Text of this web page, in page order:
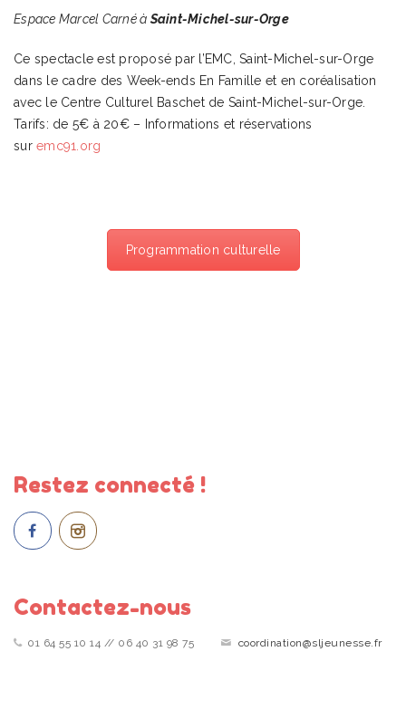
Espace Marcel Carné à Saint-Michel-sur-Orge
Ce spectacle est proposé par l’EMC, Saint-Michel-sur-Orge
dans le cadre des Week-ends En Famille et en coréalisation
avec le Centre Culturel Baschet de Saint-Michel-sur-Orge.
Tarifs: de 5€ à 20€ – Informations et réservations
sur emc91.org
Programmation culturelle
Restez connecté !
Contactez-nous
01 64 55 10 14 // 06 40 31 98 75 coordination@sljeunesse.fr